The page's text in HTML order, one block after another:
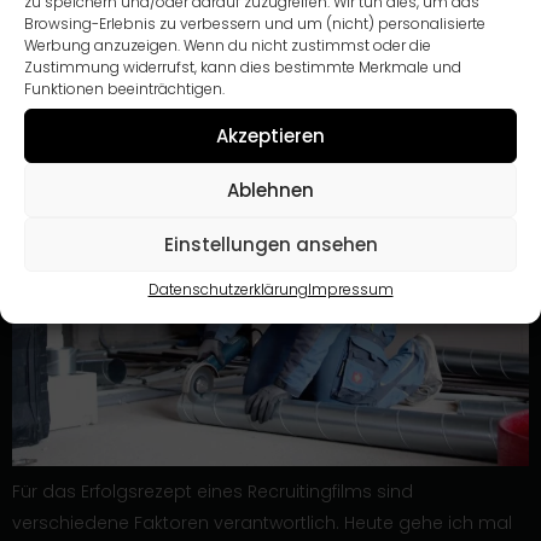
Browsing-Erlebnis zu verbessern und um (nicht) personalisierte
Werbung anzuzeigen. Wenn du nicht zustimmst oder die
Zustimmung widerrufst, kann dies bestimmte Merkmale und
Funktionen beeinträchtigen.
Akzeptieren
Ablehnen
Einstellungen ansehen
DatenschutzerklärungImpressum
Recruitingfilm an?
Für das Erfolgsrezept eines Recruitingfilms sind
verschiedene Faktoren verantwortlich. Heute gehe ich mal